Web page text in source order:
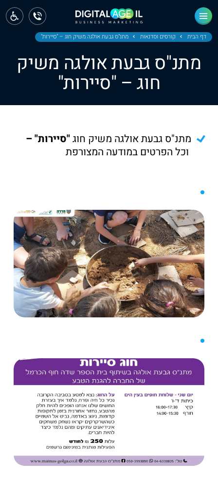
דף הבית קורסים וסדנאות מתנ"ס גבעת אולגה משיק חוג – "סיירות"
מתנ"ס גבעת אולגה משיק
חוג – "סיירות"
מתנ"ס גבעת אולגה משיק חוג"סיירות" –
וכל הפרטים במודעה המצורפת
ראשי
חדשות
מחוז צפון
מחוז חיפה
מחוז מרכז
ירושלים